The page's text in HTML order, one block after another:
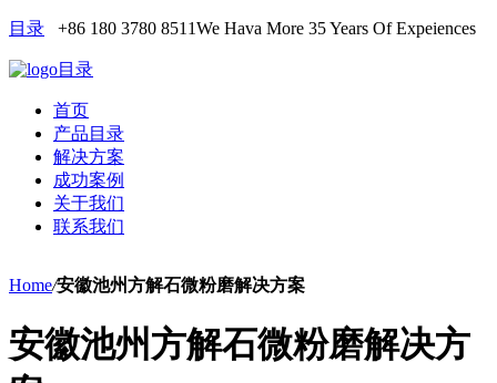
目录 +86 180 3780 8511We Hava More 35 Years Of Expeiences
目录
首页
产品目录
解决方案
成功案例
关于我们
联系我们
Home/安徽池州方解石微粉磨解决方案
安徽池州方解石微粉磨解决方